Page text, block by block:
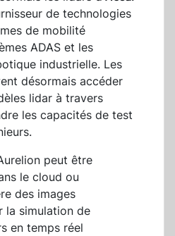
de technologies
de mobilité
ADAS et les
industrielle. Les
désormais accéder
lidar à travers
les capacités de test
peut être
le cloud ou
des images
la simulation de
en temps réel